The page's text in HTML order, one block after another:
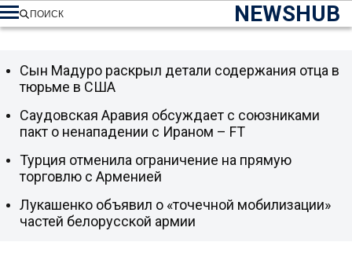
NEWSHUB
ПОИСК
Сын Мадуро раскрыл детали содержания отца в
тюрьме в США
Саудовская Аравия обсуждает с союзниками
пакт о ненападении с Ираном – FT
Турция отменила ограничение на прямую
торговлю с Арменией
Лукашенко объявил о «точечной мобилизации»
частей белорусской армии